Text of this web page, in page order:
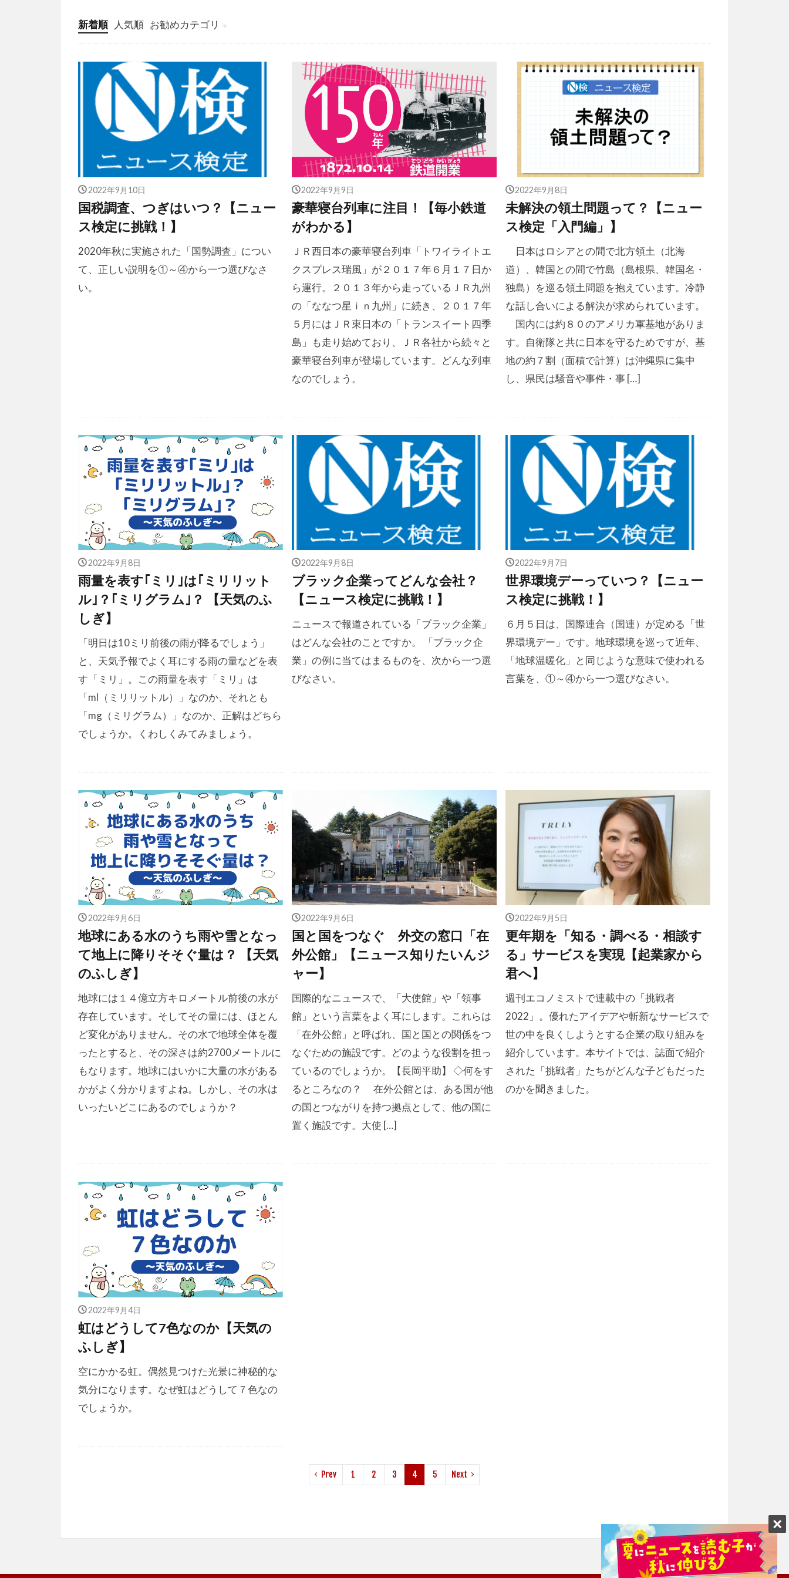
新着順 人気順 お勧めカテゴリ
投稿
学び
マンガ
電子書籍
2022年9月10日
国税調査、つぎはいつ？【ニュー
ス検定に挑戦！】
2020年秋に実施された「国勢調査」につい
て、正しい説明を①～④から一つ選びなさ
い。
2022年9月9日
豪華寝台列車に注目！【毎小鉄道
がわかる】
ＪＲ西日本の豪華寝台列車「トワイライトエ
クスプレス瑞風」が２０１７年６月１７日か
ら運行。２０１３年から走っているＪＲ九州
の「ななつ星ｉｎ九州」に続き、２０１７年
５月にはＪＲ東日本の「トランスイート四季
島」も走り始めており、ＪＲ各社から続々と
豪華寝台列車が登場しています。どんな列車
なのでしょう。
2022年9月8日
未解決の領土問題って？【ニュー
ス検定「入門編」】
日本はロシアとの間で北方領土（北海
道）、韓国との間で竹島（島根県、韓国名・
独島）を巡る領土問題を抱えています。冷静
な話し合いによる解決が求められています。
国内には約８０のアメリカ軍基地がありま
す。自衛隊と共に日本を守るためですが、基
地の約７割（面積で計算）は沖縄県に集中
し、県民は騒音や事件・事 […]
2022年9月8日
雨量を表す｢ミリ｣は｢ミリリット
ル｣？｢ミリグラム｣？ 【天気のふ
しぎ】
「明日は10ミリ前後の雨が降るでしょう」
と、天気予報でよく耳にする雨の量などを表
す「ミリ」。この雨量を表す「ミリ」は
「ml（ミリリットル）」なのか、それとも
「mg（ミリグラム）」なのか、正解はどちら
でしょうか。くわしくみてみましょう。
2022年9月8日
ブラック企業ってどんな会社？
【ニュース検定に挑戦！】
ニュースで報道されている「ブラック企業」
はどんな会社のことですか。 「ブラック企
業」の例に当てはまるものを、次から一つ選
びなさい。
2022年9月7日
世界環境デーっていつ？【ニュー
ス検定に挑戦！】
６月５日は、国際連合（国連）が定める「世
界環境デー」です。地球環境を巡って近年、
「地球温暖化」と同じような意味で使われる
言葉を、①～④から一つ選びなさい。
2022年9月6日
地球にある水のうち雨や雪となっ
て地上に降りそそぐ量は？ 【天気
のふしぎ】
地球には１４億立方キロメートル前後の水が
存在しています。そしてその量には、ほとん
ど変化がありません。その水で地球全体を覆
ったとすると、その深さは約2700メートルに
もなります。地球にはいかに大量の水がある
かがよく分かりますよね。しかし、その水は
いったいどこにあるのでしょうか？
2022年9月6日
国と国をつなぐ 外交の窓口「在
外公館」【ニュース知りたいんジ
ャー】
国際的なニュースで、「大使館」や「領事
館」という言葉をよく耳にします。これらは
「在外公館」と呼ばれ、国と国との関係をつ
なぐための施設です。どのような役割を担っ
ているのでしょうか。【長岡平助】 ◇何をす
るところなの？ 在外公館とは、ある国が他
の国とつながりを持つ拠点として、他の国に
置く施設です。大使 […]
2022年9月5日
更年期を「知る・調べる・相談す
る」サービスを実現【起業家から
君へ】
週刊エコノミストで連載中の「挑戦者
2022」。優れたアイデアや斬新なサービスで
世の中を良くしようとする企業の取り組みを
紹介しています。本サイトでは、誌面で紹介
された「挑戦者」たちがどんな子どもだった
のかを聞きました。
2022年9月4日
虹はどうして7色なのか【天気の
ふしぎ】
空にかかる虹。偶然見つけた光景に神秘的な
気分になります。なぜ虹はどうして７色なの
でしょうか。
Prev 1 2 3 4 5 Next